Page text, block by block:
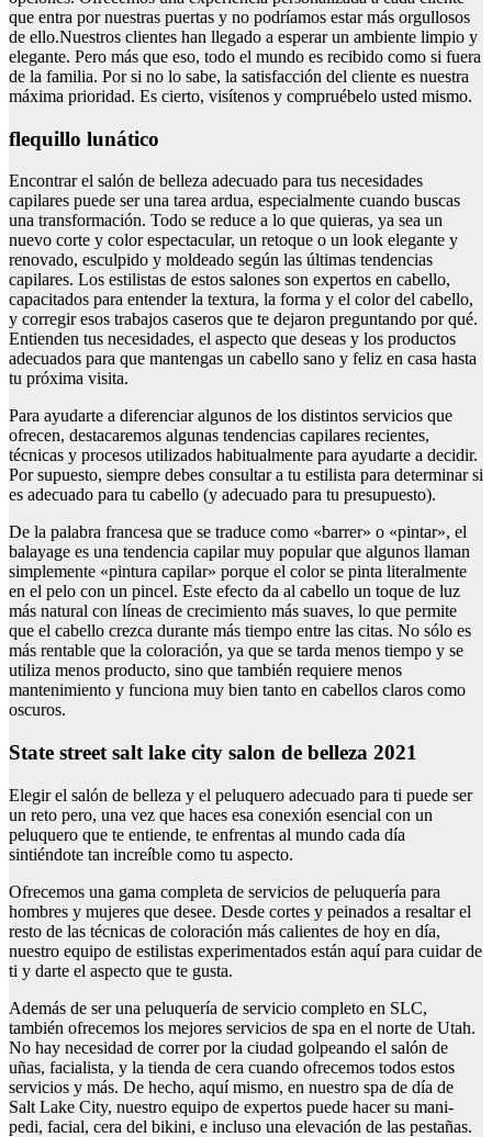
que entra por nuestras puertas y no podríamos estar más orgullosos
de ello.Nuestros clientes han llegado a esperar un ambiente limpio y
elegante. Pero más que eso, todo el mundo es recibido como si fuera
de la familia. Por si no lo sabe, la satisfacción del cliente es nuestra
máxima prioridad. Es cierto, visítenos y compruébelo usted mismo.
flequillo lunático
Encontrar el salón de belleza adecuado para tus necesidades
capilares puede ser una tarea ardua, especialmente cuando buscas
una transformación. Todo se reduce a lo que quieras, ya sea un
nuevo corte y color espectacular, un retoque o un look elegante y
renovado, esculpido y moldeado según las últimas tendencias
capilares. Los estilistas de estos salones son expertos en cabello,
capacitados para entender la textura, la forma y el color del cabello,
y corregir esos trabajos caseros que te dejaron preguntando por qué.
Entienden tus necesidades, el aspecto que deseas y los productos
adecuados para que mantengas un cabello sano y feliz en casa hasta
tu próxima visita.
Para ayudarte a diferenciar algunos de los distintos servicios que
ofrecen, destacaremos algunas tendencias capilares recientes,
técnicas y procesos utilizados habitualmente para ayudarte a decidir.
Por supuesto, siempre debes consultar a tu estilista para determinar si
es adecuado para tu cabello (y adecuado para tu presupuesto).
De la palabra francesa que se traduce como «barrer» o «pintar», el
balayage es una tendencia capilar muy popular que algunos llaman
simplemente «pintura capilar» porque el color se pinta literalmente
en el pelo con un pincel. Este efecto da al cabello un toque de luz
más natural con líneas de crecimiento más suaves, lo que permite
que el cabello crezca durante más tiempo entre las citas. No sólo es
más rentable que la coloración, ya que se tarda menos tiempo y se
utiliza menos producto, sino que también requiere menos
mantenimiento y funciona muy bien tanto en cabellos claros como
oscuros.
State street salt lake city salon de belleza 2021
Elegir el salón de belleza y el peluquero adecuado para ti puede ser
un reto pero, una vez que haces esa conexión esencial con un
peluquero que te entiende, te enfrentas al mundo cada día
sintiéndote tan increíble como tu aspecto.
Ofrecemos una gama completa de servicios de peluquería para
hombres y mujeres que desee. Desde cortes y peinados a resaltar el
resto de las técnicas de coloración más calientes de hoy en día,
nuestro equipo de estilistas experimentados están aquí para cuidar de
ti y darte el aspecto que te gusta.
Además de ser una peluquería de servicio completo en SLC,
también ofrecemos los mejores servicios de spa en el norte de Utah.
No hay necesidad de correr por la ciudad golpeando el salón de
uñas, facialista, y la tienda de cera cuando ofrecemos todos estos
servicios y más. De hecho, aquí mismo, en nuestro spa de día de
Salt Lake City, nuestro equipo de expertos puede hacer su mani-
pedi, facial, cera del bikini, e incluso una elevación de las pestañas.